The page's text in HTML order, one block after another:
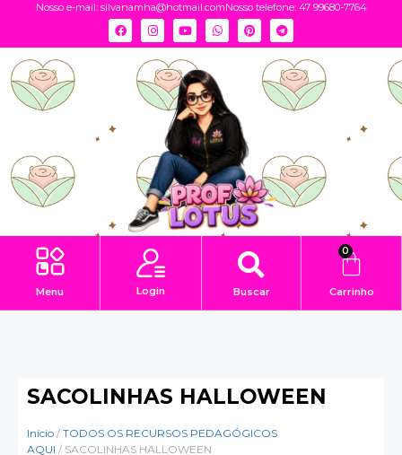
Nosso e-mail: silvanamha@hotmail.comNosso telefone: 47 99680-7764
Menu Login Buscar
0
Carrinho
SACOLINHAS HALLOWEEN
Início / TODOS OS RECURSOS PEDAGÓGICOS
AQUI / SACOLINHAS HALLOWEEN